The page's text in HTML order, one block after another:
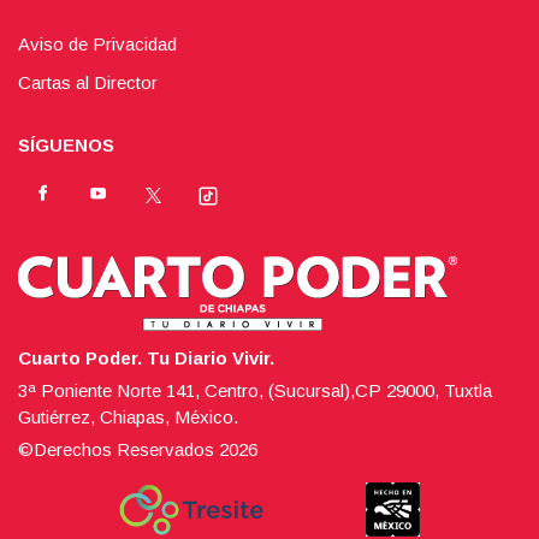
Aviso de Privacidad
Cartas al Director
SÍGUENOS
Cuarto Poder. Tu Diario Vivir.
3ª Poniente Norte 141, Centro, (Sucursal),CP 29000, Tuxtla
Gutiérrez, Chiapas, México.
©Derechos Reservados 2026